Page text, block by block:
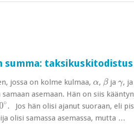
summa: taksikuskitodistus
jossa on kolme kulmaa, α
α, β
βja γ
γ,
asemaan. Hän on siis
∘∘. Jos hän olisi ajanut suoraan, eli
olisi samassa asemassa, mutta …